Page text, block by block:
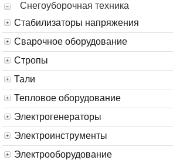
Снегоуборочная техника
Стабилизаторы напряжения
Сварочное оборудование
Стропы
Тали
Тепловое оборудование
Электрогенераторы
Электроинструменты
Электрооборудование